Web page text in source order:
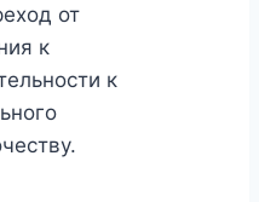
от
к
к